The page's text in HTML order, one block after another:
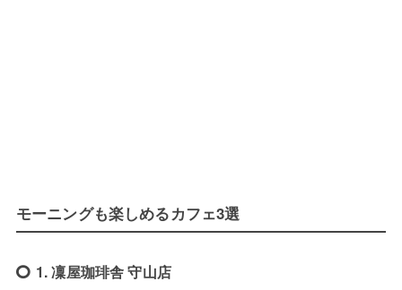
モーニングも楽しめるカフェ3選
1. 凜屋珈琲舎 守山店